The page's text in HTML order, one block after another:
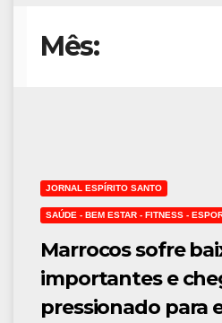
Mês:
JORNAL ESPÍRITO SANTO
SAÚDE - BEM ESTAR - FITNESS -
Marrocos sofre
importantes e
pressionado para